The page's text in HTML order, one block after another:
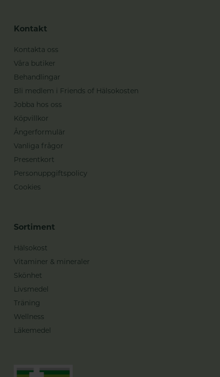
Kontakt
Kontakta oss
Våra butiker
Behandlingar
Bli medlem i Friends of Hälsokosten
Jobba hos oss
Köpvillkor
Ångerformulär
Vanliga frågor
Presentkort
Personuppgiftspolicy
Cookies
Sortiment
Hälsokost
Vitaminer & mineraler
Skönhet
Livsmedel
Träning
Wellness
Läkemedel